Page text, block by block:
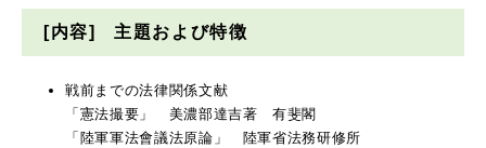
[内容] 主題および特徴
戦前までの法律関係文献
「憲法撮要」 美濃部達吉著 有斐閣
「陸軍軍法會議法原論」 陸軍省法務研修所